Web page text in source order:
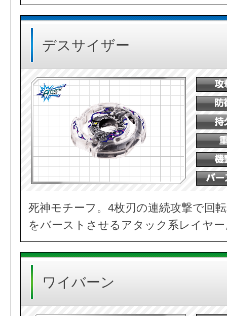
デスサイザー
死神モチーフ。4枚刃の連続攻撃で回
をバーストさせるアタック系レイヤー
ワイバーン